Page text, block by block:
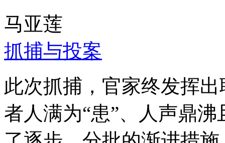
马亚莲
抓捕与投案
此次抓捕，官家终发挥
者人满为“患”、人声鼎